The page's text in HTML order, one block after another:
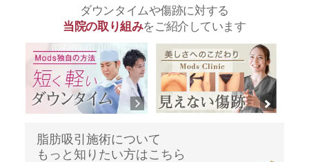
ダウンタイムや傷跡に対する
当院の取り組みをご紹介しています
脂肪吸引施術について
もっと知りたい方はこちら